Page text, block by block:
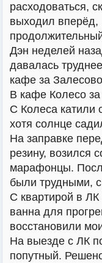
расходоваться,
выходил вперёд,
Дэн неделей
давалась
кафе за
В кафе Колесо
С Колеса катили
хотя солнце
На заправке
резину, возился
марафонцы.
были трудными,
С квартирой в
ванна для
восстановили
На выезде с ЛК
попутный.